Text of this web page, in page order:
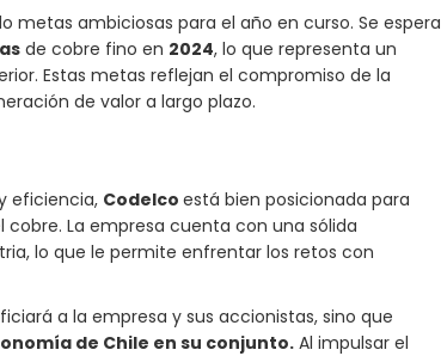
metas ambiciosas para el año en curso. Se espera
de cobre fino en 2024, lo que representa un
Estas metas reflejan el compromiso de la
de valor a largo plazo.
eficiencia, Codelco está bien posicionada para
La empresa cuenta con una sólida
lo que le permite enfrentar los retos con
a la empresa y sus accionistas, sino que
de Chile en su conjunto.Al impulsar el